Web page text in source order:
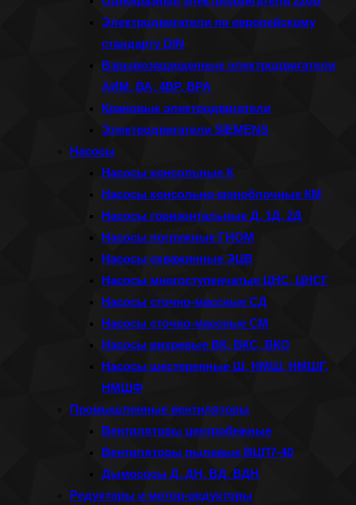
Электродвигатели по европейскому
стандарту DIN
Взрывозащищенные электродвигатели
АИМ, ВА, 4ВР, ВРА
Крановые электродвигатели
Электродвигатели SIEMENS
Насосы
Насосы консольные К
Насосы консольно-моноблочные КМ
Насосы горизонтальные Д, 1Д, 2Д
Насосы погружные ГНОМ
Насосы скважинные ЭЦВ
Насосы многоступенчатые ЦНС, ЦНСГ
Насосы сточно-массные СД
Насосы сточно-массные СМ
Насосы вихревые ВК, ВКС, ВКО
Насосы шестеренные Ш, НМШ, НМШГ,
НМШФ
Промышленные вентиляторы
Вентиляторы центробежные
Вентиляторы пылевые ВЦП7-40
Дымососы Д, ДН, ВД, ВДН
Редукторы и мотор-редукторы